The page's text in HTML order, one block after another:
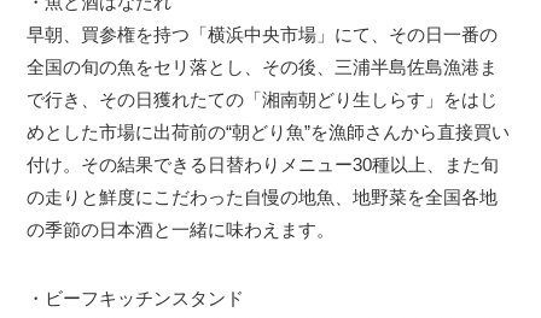
早朝、買参権を持つ「横浜中央市場」にて、その日一番の
全国の旬の魚をセリ落とし、その後、三浦半島佐島漁港ま
で行き、その日獲れたての「湘南朝どり生しらす」をはじ
めとした市場に出荷前の“朝どり魚”を漁師さんから直接買い
付け。その結果できる日替わりメニュー30種以上、また旬
の走りと鮮度にこだわった自慢の地魚、地野菜を全国各地
の季節の日本酒と一緒に味わえます。
・ビーフキッチンスタンド